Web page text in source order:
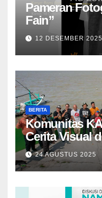
Pameran
Fain”
12 DESEMBER 2025
BERITA
Komunitas
Cerita Visual
Nambangan
24 AGUSTUS 2025